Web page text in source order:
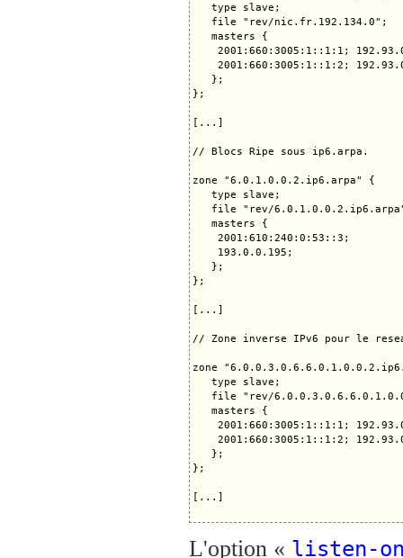
   type slave;
   file "rev/nic.fr.192.134.0";
   masters {
2001:660:3005:1::1:1;
2001:660:3005:1::1:2;
   };
};
[...]
// Blocs Ripe sous ip6.arpa.
zone "6.0.1.0.0.2.ip6.arpa" {
   type slave;
file "rev/
   masters {
    2001:610:240:0:53::3;
    193.0.0.195;
   };
};
[...]
// Zone inverse IPv6 pour le
zone
   type slave;
file "rev/
   masters {
2001:660:3005:1::1:1;
2001:660:3005:1::1:2;
   };
};
[...]
L'option « listen-